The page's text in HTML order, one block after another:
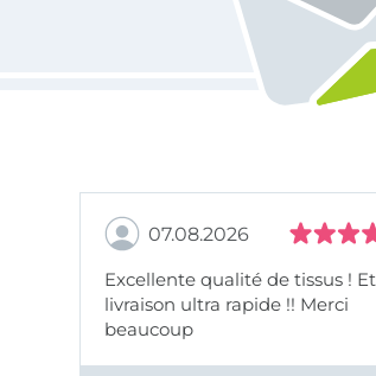
07.08.2026
Excellente qualité de tissus ! Et
livraison ultra rapide !! Merci
beaucoup